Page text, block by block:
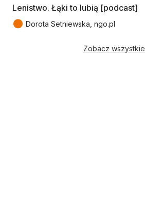
Lenistwo. Łąki to lubią [podcast]
● Dorota Setniewska, ngo.pl
Zobacz wszystkie